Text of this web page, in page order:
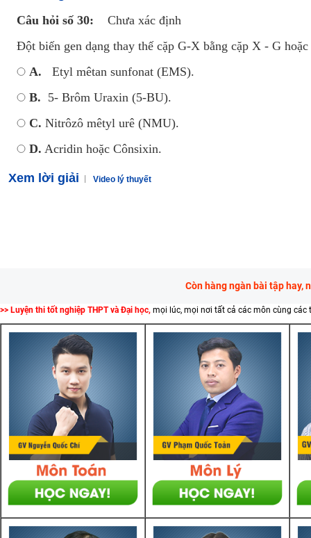
Câu hỏi số 30:
Chưa xác định
Đột biến gen dạng thay thế cặp G-X bằng cặp X - G
A. Etyl mêtan sunfonat (EMS).
B. 5- Brôm Uraxin (5-BU).
C. Nitrôzô mêtyl urê (NMU).
D. Acridin hoặc Cônsixin.
Xem lời giải Video lý thuyết
Còn hàng ngàn bài tập hay,
>> Luyện thi tốt nghiệp THPT và Đại học, mọi lúc, mọi nơi tất cả các môn cùng các